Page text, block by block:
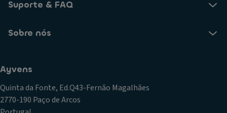
Suporte & FAQ
Sobre nós
Ayvens
Quinta da Fonte, Ed.Q43-Fernão Magalhães
2770-190 Paço de Arcos